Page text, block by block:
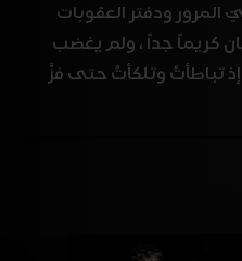
ودفتر العقوبات
كريماً جداً ، ولم يغضب
تباطأتُ وتلكأتُ حتى فزَّ